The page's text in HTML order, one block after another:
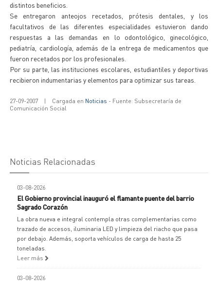
distintos beneficios.
Se entregaron anteojos recetados, prótesis dentales, y los
facultativos de las diferentes especialidades estuvieron dando
respuestas a las demandas en lo odontológico, ginecológico,
pediatría, cardiología, además de la entrega de medicamentos que
fueron recetados por los profesionales.
Por su parte, las instituciones escolares, estudiantiles y deportivas
recibieron indumentarias y elementos para optimizar sus tareas.
27-09-2007 | Cargada en Noticias - Fuente: Subsecretaría de
Comunicación Social
Noticias Relacionadas
03-08-2026
El Gobierno provincial inauguró el flamante puente del barrio
Sagrado Corazón
La obra nueva e integral contempla otras complementarias como
trazado de accesos, iluminaria LED y limpieza del riacho que pasa
por debajo. Además, soporta vehículos de carga de hasta 25
toneladas.
Leer más
03-08-2026